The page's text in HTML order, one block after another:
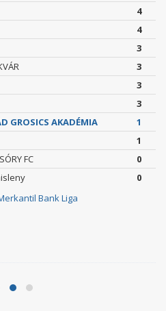
Bank Liga
4
4
3
3
3
3
GROSICS AKADÉMIA
1
1
FC
0
0